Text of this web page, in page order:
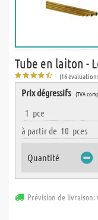
Tube en laiton -
(16
Prix dégressifs (TVA
1 pce
à partir de 10 pces
Quantité
Prévision de livraison: